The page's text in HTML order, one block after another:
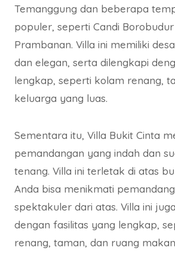
Temanggung dan beberapa
populer, seperti Candi
Prambanan. Villa ini memiliki
dan elegan, serta dilengkapi
lengkap, seperti kolam renang,
keluarga yang luas.
Sementara itu, Villa Bukit Cinta
pemandangan yang indah dan
tenang. Villa ini terletak di atas
Anda bisa menikmati
spektakuler dari atas. Villa ini
dengan fasilitas yang lengkap,
renang, taman, dan ruang